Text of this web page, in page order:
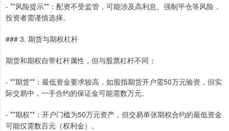
- **风险提示**：配资不受监管，可能涉及高利息、强制平仓等风险，
投资者需谨慎选择。
### 3. 期货与期权杠杆
期货和期权自带杠杆属性，但与股票杠杆不同：
- **期货**：最低资金要求较高，如股指期货开户需50万元验资，但实
际交易中，一手合约的保证金可能需数万元。
- **期权**：开户门槛为50万元资产，但交易单张期权合约的最低资金
可能仅需数百元（权利金）。